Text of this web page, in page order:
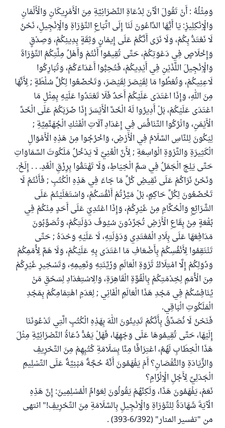
وَمِثْلُهُ : أَنْ تَقُولَ الْآنَ لِدُعَاةِ النَّصْرَانِيَّةِ مِنَ الْأَمْرِيكَانِ وَالْأَلْمَانِ
وَالْإِنْكِلِيزِ: يَا أَيُّهَا الدَّاعُونَ لَنَا إِلَى اتِّبَاعِ التَّوْرَاةِ وَالْإِنْجِيلِ، نَحْنُ
لَا نَعْتَدُّ بِكُمْ، وَلَا نَرَى أَنَّكُمْ عَلَى إِيمَانٍ وَثِقَةٍ بِدِينِكُمْ، وَصِدْقٍ
وَإِخْلَاصٍ فِي دَعْوَتِكُمْ، حَتَّى تُقِيمُوا أَنْتُمْ وَأَهْلُ مِلَّتِكُمُ التَّوْرَاةَ
وَالْإِنْجِيلَ اللَّذَيْنِ فِي أَيْدِيكُمْ، فَتُحِبُّوا أَعْدَاءَكُمْ، وَتُبَارِكُوا
لَاعِنِيكُمْ، وَتُعْطُوا مَا لِقَيْصَرَ لِقَيْصَرَ، وَتَخْضَعُوا لِكُلِّ سُلْطَةٍ ; لِأَنَّهَا
مِنَ اللهِ، وَإِذَا اعْتَدَى عَلَيْكُمْ أَحَدٌ فَلَا تَعْتَدُوا عَلَيْهِ بِمِثْلِ مَا
اعْتَدَى عَلَيْكُمْ، بَلْ أَدِيرُوا لَهُ الْخَدَّ الْأَيْسَرَ إِذَا ضَرَبَكُمْ عَلَى الْخَدِّ
الْأَيْمَنِ، وَاتْرُكُوا التَّنَافُسَ فِي إِعْدَادِ آلَاتِ الْفَتْكِ الْجُهَنَّمِيَّةِ ;
لِيَكُونَ لِلنَّاسِ السَّلَامُ فِي الْأَرْضِ، وَاخْرُجُوا مِنْ هَذِهِ الْأَمْوَالِ
الْكَثِيرَةِ وَالثَّرْوَةِ الْوَاسِعَةِ ; لِأَنَّ الْغَنِيَّ لَا يَدْخُلُ مَلَكُوتَ السَّمَاوَاتِ
حَتَّى يَلِجَ الْجَمَلُ فِي سَمِّ الْخِيَاطِ، وَلَا تَهْتَمُّوا بِرِزْقِ الْغَدِ. . . إِلَخْ.
وَنَحْنُ نَرَاكُمْ عَلَى نَقِيضِ كُلِّ مَا جَاءَ فِي هَذِهِ الْكُتُبِ ; فَأَنْتُمْ لَا
تَخْضَعُونَ لِكُلِّ حَاكِمٍ، بَلْ مَيَّزْتُمْ أَنْفُسَكُمْ، وَاسْتَعْلَيْتُمْ عَلَى
الشَّرَائِعِ وَالْحُكَّامِ مِنْ غَيْرِكُمْ، وَإِذَا اعْتُدِيَ عَلَى أَحَدٍ مِنْكُمْ فِي
بُقْعَةٍ مِنْ بِقَاعِ الْأَرْضِ تُجَرِّدُونَ سُيُوفَ دَوْلَتِكُمْ، وَتُصَوِّبُونَ
مَدَافِعَهَا عَلَى بِلَادِ الْمُعْتَدِي وَدَوْلَتِهِ، لَا عَلَيْهِ وَحْدَهُ ; حَتَّى
تَنْتَقِمُوا لِأَنْفُسِكُمْ بِأَضْعَافِ مَا اعْتَدَى بِهِ عَلَيْكُمْ، وَلَا هَمَّ لِأُمَمِكُمْ
وَدُوَلِكُمْ إِلَّا امْتِلَاكُ ثَرْوَةِ الْعَالَمِ وَزَيَّنَتِهِ وَنَعِيمِهِ، وَتَسْخِيرِ غَيْرِكُمْ
مِنَ الْأُمَمِ لِخِدْمَتِكُمْ بِالْقُوَّةِ الْقَاهِرَةِ، وَالِاسْتِعْدَادِ لِسَحْقِ مَنْ
يُنَافِسُكُمْ فِي مَجْدِ هَذَا الْعَالَمِ الْفَانِي ; لِعَدَمِ اهْتِمَامِكُمْ بِمَجْدِ
الْمَلَكُوتِ الْبَاقِي.
فَنَحْنُ لَا نُصَدِّقُ بِأَنَّكُمْ تَدِينُونَ اللهَ بِهَذِهِ الْكُتُبِ الَّتِي تَدْعُونَنَا
إِلَيْهَا، حَتَّى تُقِيمُوهَا عَلَى وَجْهِهَا، فَهَلْ يَعُدُّ دُعَاةُ النَّصْرَانِيَّةِ مِثْلَ
هَذَا الْخِطَابِ لَهُمُ، اعْتِرَافًا مِنَّا بِسَلَامَةِ كُتُبِهِمْ مِنَ التَّحْرِيفِ
وَالزِّيَادَةِ وَالنُّقْصَانِ؟ أَمْ يَفْهَمُونَ أَنَّهُ حُجَّةٌ مَبْنِيَّةٌ عَلَى التَّسْلِيمِ
الْجَدَلِيِّ لِأَجْلِ الْإِلْزَامِ؟
نَعَمْ، يَفْهَمُونَ هَذَا، وَلَكِنَّهُمْ يَقُولُونَ لِعَوَامِّ الْمُسْلِمِينَ: إِنَّ هَذِهِ
الْآيَةَ شَهَادَةٌ لِلتَّوْرَاةِ وَالْإِنْجِيلِ بِالسَّلَامَةِ مِنَ التَّحْرِيفِ!" انتهى
من "تفسير المنار" (6/392-393) .